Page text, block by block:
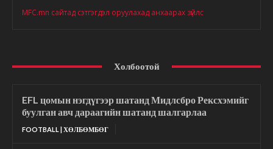
MFC.mn сайтад сэтгэгдэл оруулахад анхаарах зүйлс
Холбоотой
EFL цомын нэгдүгээр шатанд Мидлсбро Рексхэмийг
буулган авч дараагийн шатанд шалгарлаа
FOOTBALL | ХӨЛБӨМБӨГ